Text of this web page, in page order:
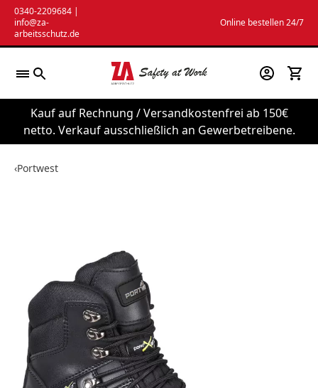
Zum
Inhalt
springen
0340-2209684 |
info@za-
arbeitsschutz.de
Online bestellen 24/7
Kauf auf Rechnung / Versandkostenfrei ab 150€
netto. Verkauf ausschließlich an Gewerbetreibene.
‹Portwest